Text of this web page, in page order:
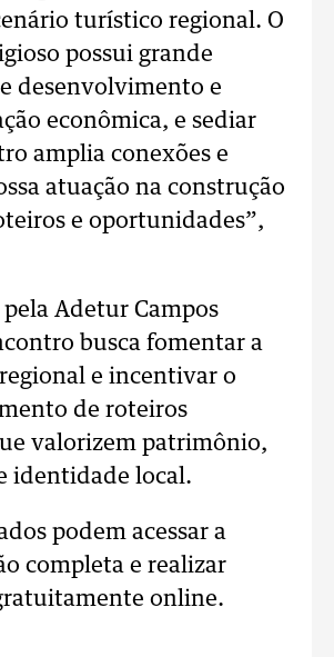
turístico regional. O
possui grande
desenvolvimento e
econômica, e sediar
amplia conexões e
atuação na construção
e oportunidades”,
Adetur Campos
busca fomentar a
e incentivar o
de roteiros
valorizem patrimônio,
identidade local.
podem acessar a
completa e realizar
online.